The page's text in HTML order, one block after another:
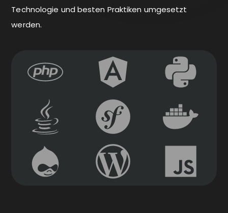
Technologie und besten Praktiken umgesetzt
werden.